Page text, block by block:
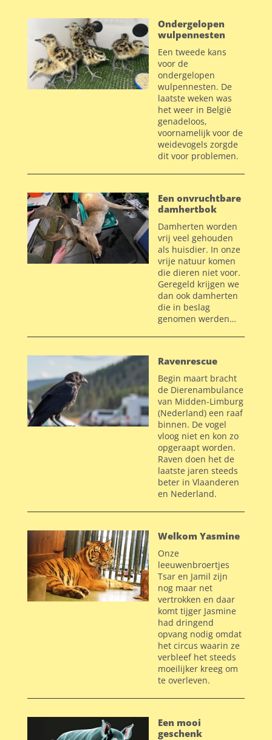
Ondergelopen
wulpennesten
Een tweede kans
voor de
ondergelopen
wulpennesten. De
laatste weken was
het weer in België
genadeloos,
voornamelijk voor de
weidevogels zorgde
dit voor problemen.
Een onvruchtbare
damhertbok
Damherten worden
vrij veel gehouden
als huisdier. In onze
vrije natuur komen
die dieren niet voor.
Geregeld krijgen we
dan ook damherten
die in beslag
genomen werden…
Ravenrescue
Begin maart bracht
de Dierenambulance
van Midden-Limburg
(Nederland) een raaf
binnen. De vogel
vloog niet en kon zo
opgeraapt worden.
Raven doen het de
laatste jaren steeds
beter in Vlaanderen
en Nederland.
Welkom Yasmine
Onze
leeuwenbroertjes
Tsar en Jamil zijn
nog maar net
vertrokken en daar
komt tijger Jasmine
had dringend
opvang nodig omdat
het circus waarin ze
verbleef het steeds
moeilijker kreeg om
te overleven.
Een mooi
geschenk